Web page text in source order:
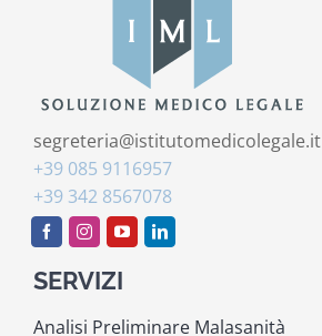
segreteria@istitutomedicolegale.it
+39 085 9116957
+39 342 8567078
SERVIZI
Analisi Preliminare Malasanità